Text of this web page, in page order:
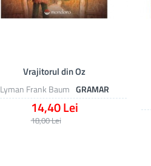
Lyman Frank Baum GRAMAR
Vrajitorul din Oz
14,40 Lei
18,00 Lei